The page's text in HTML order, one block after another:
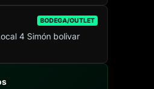
BODEGA/OUTLET
4 Simón bolivar